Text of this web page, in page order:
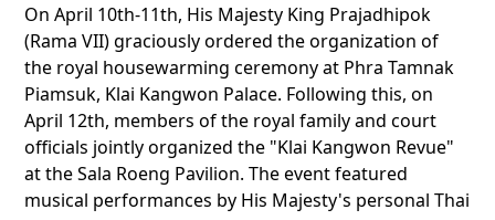
On April 10th-11th, His Majesty King Prajadhipok
(Rama VII) graciously ordered the organization of
the royal housewarming ceremony at Phra Tamnak
Piamsuk, Klai Kangwon Palace. Following this, on
April 12th, members of the royal family and court
officials jointly organized the "Klai Kangwon Revue"
at the Sala Roeng Pavilion. The event featured
musical performances by His Majesty's personal Thai